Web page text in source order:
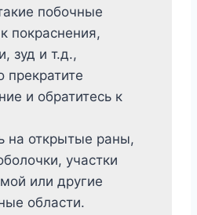
побочные
покраснения,
зуд и т.д.,
прекратите
и обратитесь к
на открытые раны,
участки
или другие
области.